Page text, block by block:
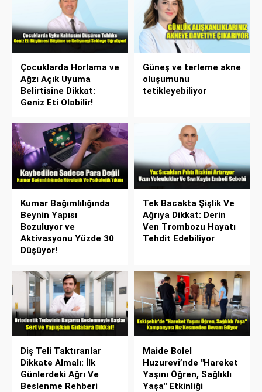
Çocuklarda Horlama ve
Ağzı Açık Uyuma
Belirtisine Dikkat:
Geniz Eti Olabilir!
Güneş ve terleme akne
oluşumunu
tetikleyebiliyor
Kumar Bağımlılığında
Beynin Yapısı
Bozuluyor ve
Aktivasyonu Yüzde 30
Düşüyor!
Tek Bacakta Şişlik Ve
Ağrıya Dikkat: Derin
Ven Trombozu Hayatı
Tehdit Edebiliyor
Diş Teli Taktıranlar
Dikkate Almalı: İlk
Günlerdeki Ağrı Ve
Beslenme Rehberi
Maide Bolel
Huzurevi’nde "Hareket
Yaşını Öğren, Sağlıklı
Yaşa" Etkinliği